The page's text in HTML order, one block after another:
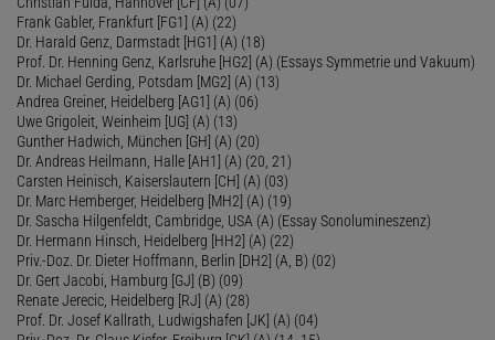
Frank Gabler, Frankfurt [FG1] (A) (22)
Dr. Harald Genz, Darmstadt [HG1] (A) (18)
Prof. Dr. Henning Genz, Karlsruhe [HG2] (A) (Essays Symmetrie und Vakuum)
Dr. Michael Gerding, Potsdam [MG2] (A) (13)
Andrea Greiner, Heidelberg [AG1] (A) (06)
Uwe Grigoleit, Weinheim [UG] (A) (13)
Gunther Hadwich, München [GH] (A) (20)
Dr. Andreas Heilmann, Halle [AH1] (A) (20, 21)
Carsten Heinisch, Kaiserslautern [CH] (A) (03)
Dr. Marc Hemberger, Heidelberg [MH2] (A) (19)
Dr. Sascha Hilgenfeldt, Cambridge, USA (A) (Essay Sonolumineszenz)
Dr. Hermann Hinsch, Heidelberg [HH2] (A) (22)
Priv.-Doz. Dr. Dieter Hoffmann, Berlin [DH2] (A, B) (02)
Dr. Gert Jacobi, Hamburg [GJ] (B) (09)
Renate Jerecic, Heidelberg [RJ] (A) (28)
Prof. Dr. Josef Kallrath, Ludwigshafen [JK] (A) (04)